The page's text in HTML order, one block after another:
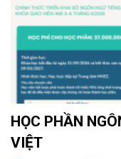
HỌC PHẦN
VIỆT